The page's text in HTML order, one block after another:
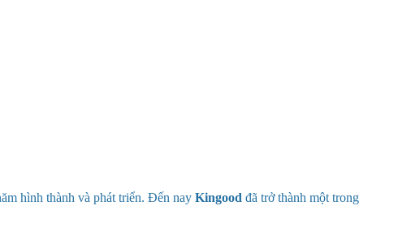
hình thành và phát triển. Đến nay Kingood đã trở thành một trong